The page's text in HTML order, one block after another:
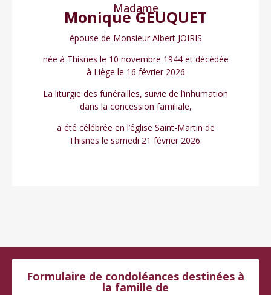
Madame
Monique GEUQUET
épouse de Monsieur Albert JOIRIS
née à Thisnes le 10 novembre 1944 et décédée
à Liège le 16 février 2026
La liturgie des funérailles, suivie de l’inhumation
dans la concession familiale,
a été célébrée en l’église Saint-Martin de
Thisnes le samedi 21 février 2026.
Formulaire de condoléances destinées à
la famille de